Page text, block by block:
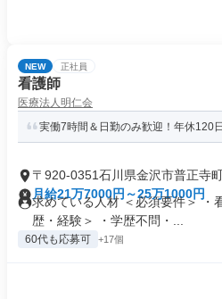
NEW 正社員
看護師
医療法人明仁会
実働7時間＆日勤のみ歓迎！年休120
〒920-0351石川県金沢市普正寺
月給21万7000円～25万1000円
求めている人材 ＜必須要件＞ ・
歴・経験＞ ・学歴不問・...
60代も応募可 +17個